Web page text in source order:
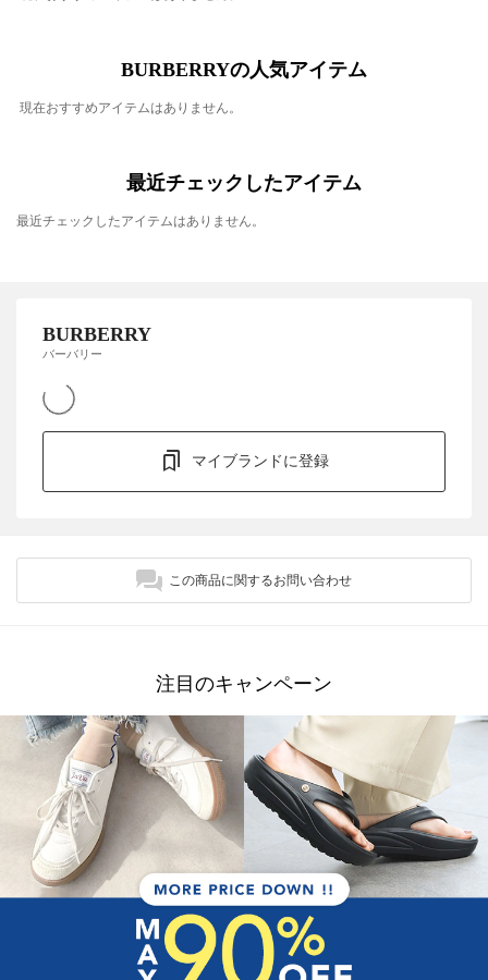
BURBERRYの人気アイテム
現在おすすめアイテムはありません。
最近チェックしたアイテム
最近チェックしたアイテムはありません。
BURBERRY
バーバリー
マイブランドに登録
この商品に関するお問い合わせ
注目のキャンペーン